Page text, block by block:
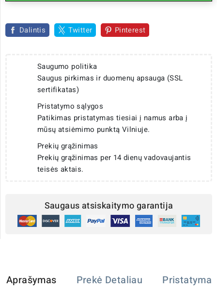
Dalintis Twitter Pinterest
Saugumo politika
Saugus pirkimas ir duomenų apsauga (SSL
sertifikatas)
Pristatymo sąlygos
Patikimas pristatymas tiesiai į namus arba į
mūsų atsiėmimo punktą Vilniuje.
Prekių grąžinimas
Prekių grąžinimas per 14 dienų vadovaujantis
teisės aktais.
Saugaus atsiskaitymo garantija
Aprašymas Prekė Detaliau Pristatymas